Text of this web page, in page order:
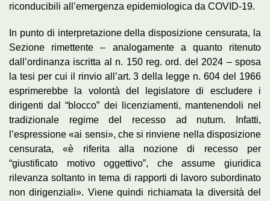
riconducibili all’emergenza epidemiologica da COVID-19.
In punto di interpretazione della disposizione censurata, la
Sezione rimettente – analogamente a quanto ritenuto
dall’ordinanza iscritta al n. 150 reg. ord. del 2024 – sposa
la tesi per cui il rinvio all’art. 3 della legge n. 604 del 1966
esprimerebbe la volontà del legislatore di escludere i
dirigenti dal “blocco” dei licenziamenti, mantenendoli nel
tradizionale regime del recesso ad nutum. Infatti,
l’espressione «ai sensi», che si rinviene nella disposizione
censurata, «è riferita alla nozione di recesso per
“giustificato motivo oggettivo”, che assume giuridica
rilevanza soltanto in tema di rapporti di lavoro subordinato
non dirigenziali». Viene quindi richiamata la diversità del